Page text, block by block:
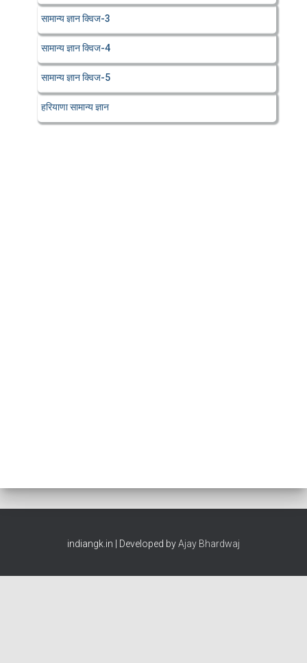
सामान्य ज्ञान क्विज-3
सामान्य ज्ञान क्विज-4
सामान्य ज्ञान क्विज-5
हरियाणा सामान्य ज्ञान
indiangk.in | Developed byAjay Bhardwaj